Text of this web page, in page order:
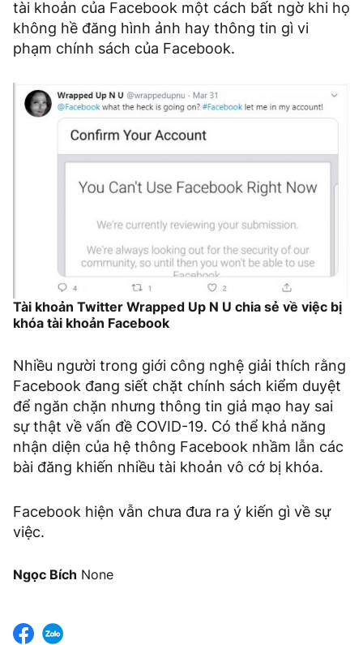
tài khoản của Facebook một cách bất ngờ khi họ
không hề đăng hình ảnh hay thông tin gì vi
phạm chính sách của Facebook.
Tài khoản Twitter Wrapped Up N U chia sẻ về việc bị
khóa tài khoản Facebook
Nhiều người trong giới công nghệ giải thích rằng
Facebook đang siết chặt chính sách kiểm duyệt
để ngăn chặn nhưng thông tin giả mạo hay sai
sự thật về vấn đề COVID-19. Có thể khả năng
nhận diện của hệ thông Facebook nhầm lẫn các
bài đăng khiến nhiều tài khoản vô cớ bị khóa.
Facebook hiện vẫn chưa đưa ra ý kiến gì về sự
việc.
Ngọc Bích None